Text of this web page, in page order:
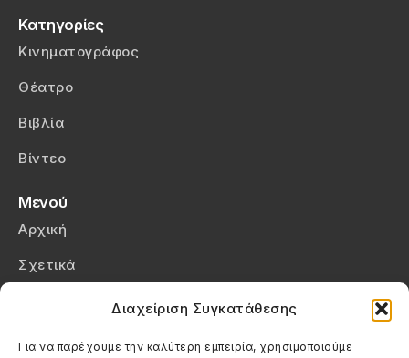
Διαχείριση Συγκατάθεσης
Για να παρέχουμε την καλύτερη εμπειρία, χρησιμοποιούμε
Κατηγορίες
Κινηματογράφος
Θέατρο
Βιβλία
Βίντεο
Μενού
Αρχική
Σχετικά